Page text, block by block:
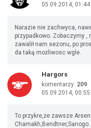
05.09.2014, 01:44
Narazie nie zachwyca,
przypadkowo. Zobaczymy
zawalił nam sezonu, po
da taką możliwosc wgle.
Hargors
komentarzy: 209
05.09.2014, 00:55
To przykre,że zawsze